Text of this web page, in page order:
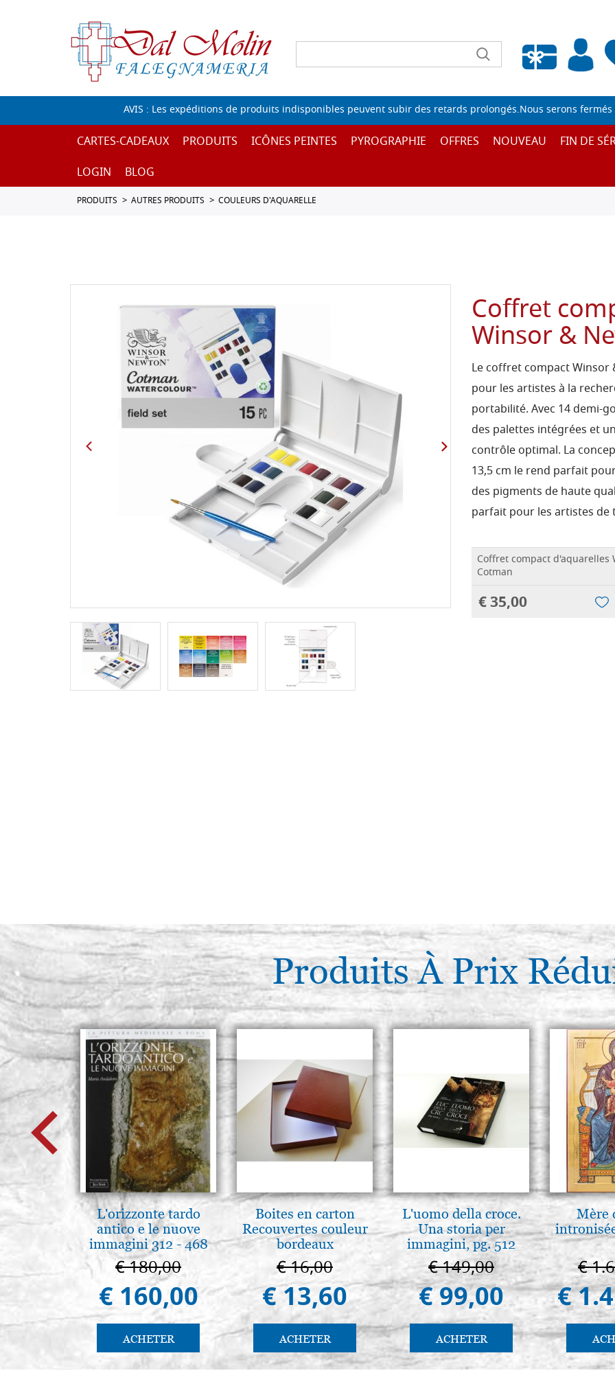
Liste de souhaits vide
AVIS : Les expéditions de produits indisponibles peuvent subir des retards prolongés.Nous serons
CARTES-CADEAUX PRODUITS ICÔNES PEINTES PYROGRAPHIE OFFRES NOUVEAU FIN DE
LOGIN
BLOG
PRODUITS AUTRES PRODUITS COULEURS D'AQUARELLE
Coffret
Winsor &
Le coffret compact Winsor
pour les artistes à la
portabilité. Avec 14 demi-
des palettes intégrées et
contrôle optimal. La
13,5 cm le rend parfait
des pigments de haute
parfait pour les artistes de
Coffret compact d'aquarelles
Cotman
€ 35,00
Produits À Prix
L'orizzonte tardo
antico e le nuove
immagini 312 - 468
€ 180,00
€ 160,00
ACHETER
Boites en carton
Recouvertes couleur
bordeaux
€ 16,00
€ 13,60
ACHETER
L'uomo della croce.
Una storia per
immagini, pg. 512
€ 149,00
€ 99,00
ACHETER
Mère
€
€